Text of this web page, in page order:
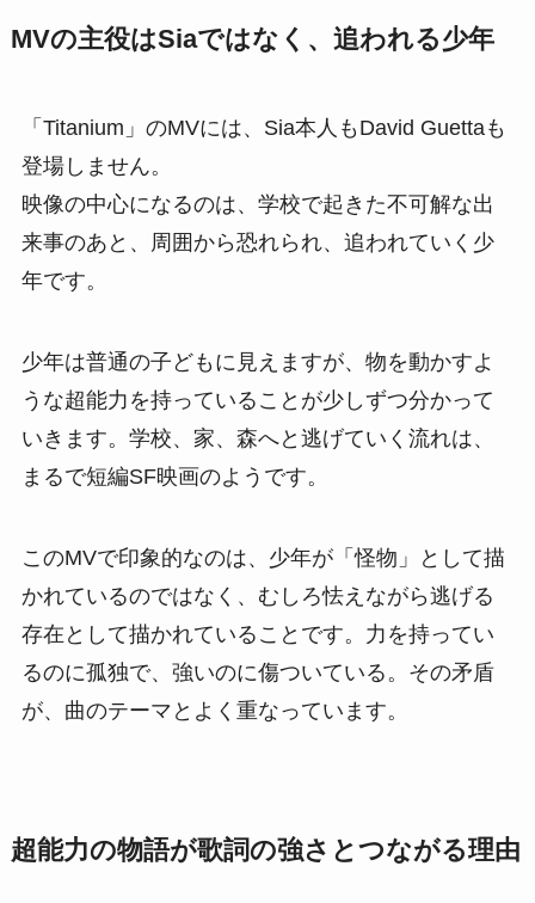
MVの主役はSiaではなく、追われる少年
「Titanium」のMVには、Sia本人もDavid Guettaも
登場しません。
映像の中心になるのは、学校で起きた不可解な出
来事のあと、周囲から恐れられ、追われていく少
年です。
少年は普通の子どもに見えますが、物を動かすよ
うな超能力を持っていることが少しずつ分かって
いきます。学校、家、森へと逃げていく流れは、
まるで短編SF映画のようです。
このMVで印象的なのは、少年が「怪物」として描
かれているのではなく、むしろ怯えながら逃げる
存在として描かれていることです。力を持ってい
るのに孤独で、強いのに傷ついている。その矛盾
が、曲のテーマとよく重なっています。
超能力の物語が歌詞の強さとつながる理由